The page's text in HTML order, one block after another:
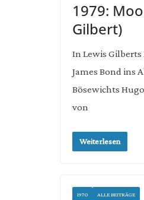
1979:
Gilbert)
In Lewis
James Bond ins
Bösewichts
von
Weiterlesen
1970 ALLE BEITRÄGE